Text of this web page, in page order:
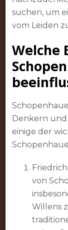
suchen, um
vom Leiden
Welche
Denkern und
einige der
von
Willens